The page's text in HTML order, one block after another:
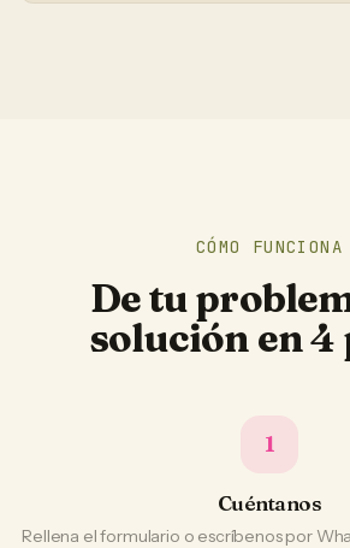
CÓMO FUNCIONA
De tu
solución en 4
1
Cuéntanos
Rellena el formulario o escríbenos por